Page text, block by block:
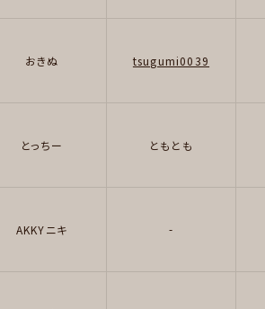
おきぬ tsugumi0039
とっちー ともとも
AKKYニキ -